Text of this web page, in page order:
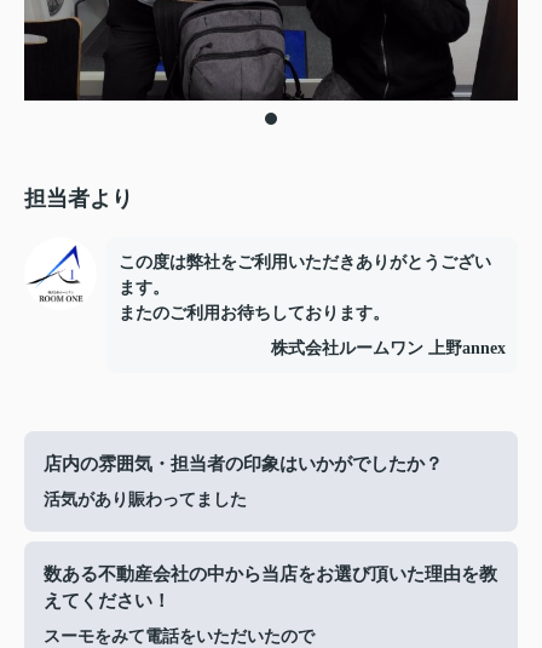
担当者より
この度は弊社をご利用いただきありがとうござい
ます。
またのご利用お待ちしております。
株式会社ルームワン 上野annex
店内の雰囲気・担当者の印象はいかがでしたか？
活気があり賑わってました
数ある不動産会社の中から当店をお選び頂いた理由を教
えてください！
スーモをみて電話をいただいたので